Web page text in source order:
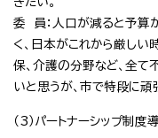
委 員：人口が減ると予算
く、日本がこれから厳しい
保、介護の分野など、全て
いと思うが、市で特段に頑
（3）パートナーシップ制